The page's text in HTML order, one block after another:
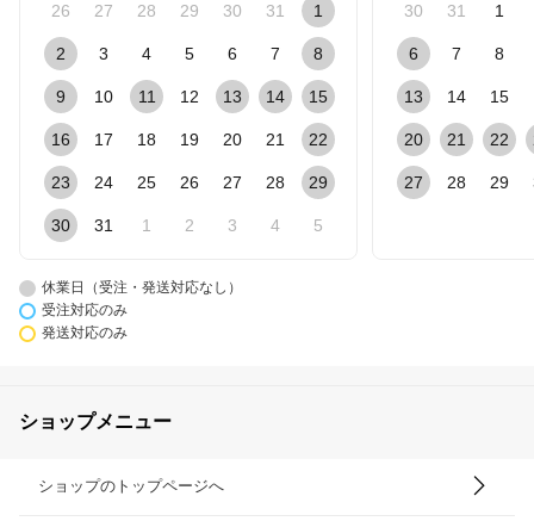
26 27 28 29 30 31 1
2 3 4 5 6 7 8
9 10 11 12 13 14 15
16 17 18 19 20 21 22
23 24 25 26 27 28 29
30 31 1 2 3 4 5
30 31 1
6 7 8
13 14 15
20 21 22
27 28 29
休業日（受注・発送対応なし）
受注対応のみ
発送対応のみ
ショップメニュー
ショップのトップページへ